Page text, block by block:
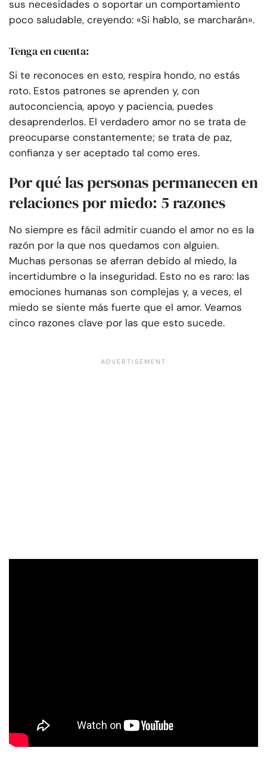
sus necesidades o soportar un comportamiento
poco saludable, creyendo: «Si hablo, se marcharán».
Tenga en cuenta:
Si te reconoces en esto, respira hondo, no estás
roto. Estos patrones se aprenden y, con
autoconciencia, apoyo y paciencia, puedes
desaprenderlos. El verdadero amor no se trata de
preocuparse constantemente; se trata de paz,
confianza y ser aceptado tal como eres.
Por qué las personas permanecen en
relaciones por miedo: 5 razones
No siempre es fácil admitir cuando el amor no es la
razón por la que nos quedamos con alguien.
Muchas personas se aferran debido al miedo, la
incertidumbre o la inseguridad. Esto no es raro: las
emociones humanas son complejas y, a veces, el
miedo se siente más fuerte que el amor. Veamos
cinco razones clave por las que esto sucede.